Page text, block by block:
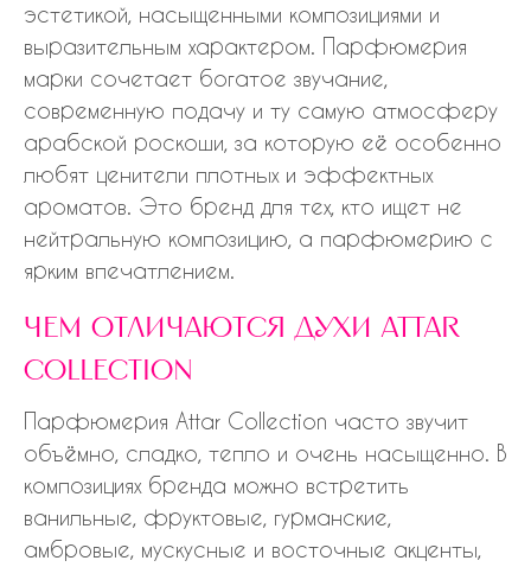
эстетикой, насыщенными композициями и
выразительным характером. Парфюмерия
марки сочетает богатое звучание,
современную подачу и ту самую атмосферу
арабской роскоши, за которую её особенно
любят ценители плотных и эффектных
ароматов. Это бренд для тех, кто ищет не
нейтральную композицию, а парфюмерию с
ярким впечатлением.
чем отличаются духи attar
collection
Парфюмерия Attar Collection часто звучит
объёмно, сладко, тепло и очень насыщенно. В
композициях бренда можно встретить
ванильные, фруктовые, гурманские,
амбровые, мускусные и восточные акценты,